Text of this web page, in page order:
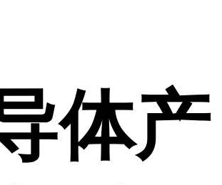
体产